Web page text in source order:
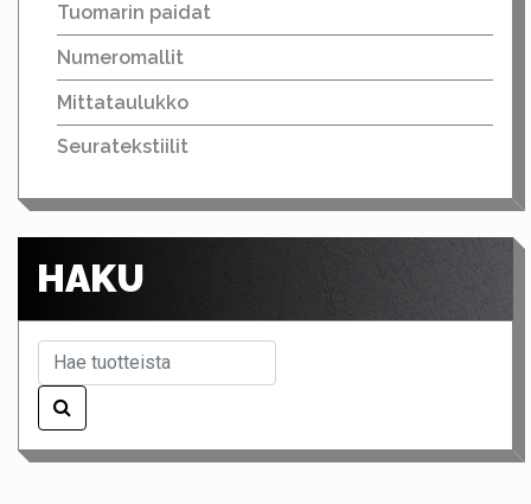
Tuomarin paidat
Numeromallit
Mittataulukko
Seuratekstiilit
HAKU